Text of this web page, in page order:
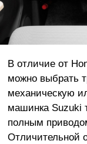
В отличие от
можно выбрать
механическую
машинка Suzuki
полным
Отличительной